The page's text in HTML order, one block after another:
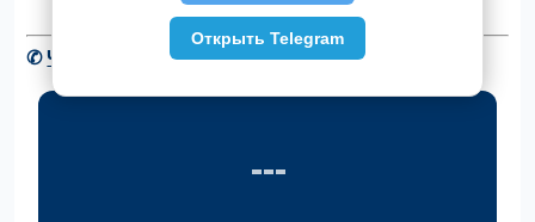
✆Читать новости Хабаровска в Telegram
Открыть Telegram